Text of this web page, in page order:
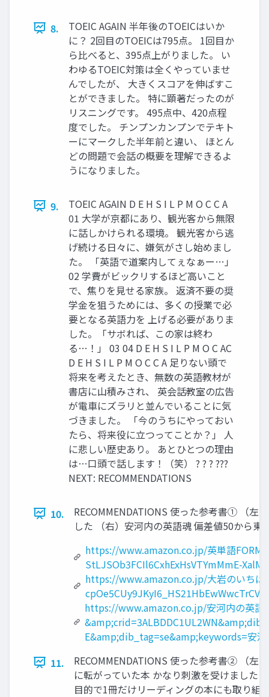
8.
TOEIC AGAIN 半年後のTOEICはいか
に？ 2回目のTOEICは795点。 1回目か
ら比べると、395点上がりました。 い
わゆるTOEIC対策は全くやっていませ
んでしたが、 大きくスコアを伸ばすこ
とができました。 特に顕著だったのが
リスニングです。 495点中、420点程
度でした。 チンプンカンプンでテキト
ーにマークした半年前と違い、 ほとん
どの問題で会話の概要を理解できるよ
うになりました。
9.
TOEIC AGAIN D E H S I L P M O C C A
01 大学が京都にあり、観光客から無限
に話しかけられる環境。 観光客から逃
げ続ける日々に、嫌気がさし始めまし
た。 「英語で道案内してぇなぁー…」
02 学費がビックリするほど高いこと
で、焦りを見せる家族。 返済不要の奨
学金を狙うためには、多くの授業で必
要となる英語力を 上げる必要がありま
した。「サボれば、この家は終わ
る…！」 03 04 D E H S I L P M O C AC
D E H S I L P M O C C A 足りない頭で
将来を考えたとき、無数の英語教材が
書店に山積みされ、 英会話教室の広告
が電車にズラリと並んでいることに気
づきました。 「今のうちにやっておい
たら、将来役に立つってことか？」 人
に悲しい歴史あり。 あとひとつの理由
は…口頭で話します！（笑） ? ? ? ???
NEXT: RECOMMENDATIONS
10.
RECOMMENDATIONS 使った参考書① （左
した （右）安河内の英語魂 偏差値50から
https://www.amazon.co.jp/英単語
StLJSOb3FCIl6CxhExHsVTYmMmE-
https://www.amazon.co.jp/大岩のいちば
https://www.amazon.co.jp/安河内の英語
E&amp;dib_tag=se&amp;keywords=安
11.
RECOMMENDATIONS 使った参考書② （左
に転がっていた本 かなり刺激を受けました
目的で1冊だけリーディングの本にも取り組